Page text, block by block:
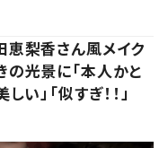
梨香さん風メイク
光景に「本人かと
い」「似すぎ！！」